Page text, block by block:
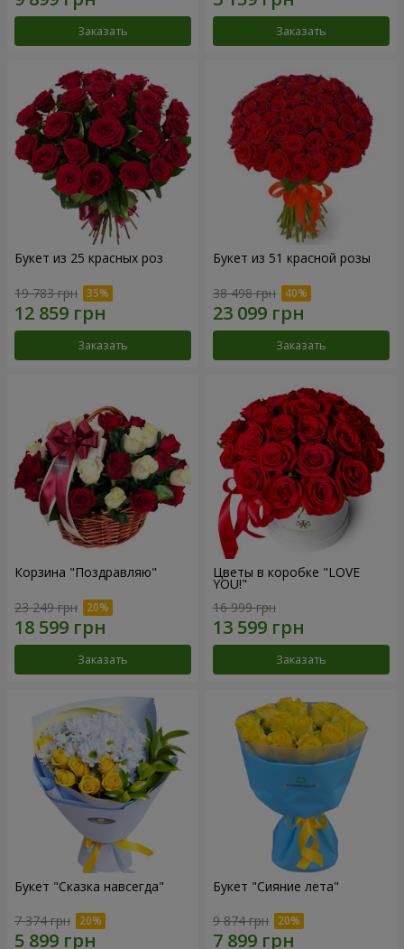
Заказать Заказать
Букет из 25 красных роз
19 783 грн
Заказать
Букет из 51 красной розы
38 498 грн
Заказать
Корзина "Поздравляю"
23 249 грн
Заказать
Цветы в коробке "LOVE
YOU!"
16 999 грн
Заказать
Букет "Сказка навсегда"
7 374 грн
Букет "Сияние лета"
9 874 грн